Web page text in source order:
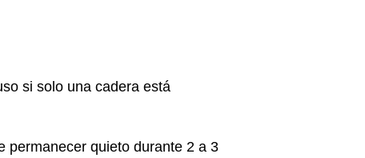
si solo una cadera está
permanecer quieto durante 2 a 3